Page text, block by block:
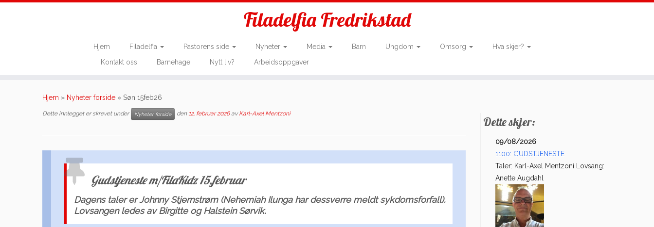
Filadelfia Fredrikstad
Hjem Filadelfia Pastorens side Nyheter Media Barn Ungdom Omsorg
Hva skjer?
Kontakt oss
Barnehage Nytt liv? Arbeidsoppgaver
Hjem » Nyheter forside » Søn 15feb26
Dette innlegget er skrevet under Nyheter forside den 12. februar 2026 avKarl-Axel Mentzoni
Gudstjeneste m/FilaKidz 15.februar
Dagens taler er Johnny Stjernstrøm (Nehemiah Ilunga har dessverre meldt sykdomsforfall).
Lovsangen ledes av Birgitte og Halstein Sørvik.
Dette skjer:
09/08/2026
1100: GUDSTJENESTE
Taler: Karl-Axel Mentzoni Lovsang:
Anette Augdahl